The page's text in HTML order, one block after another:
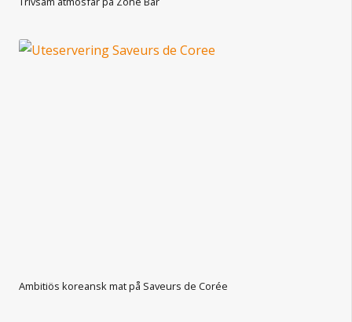
Ambitiös koreansk mat på Saveurs de Corée